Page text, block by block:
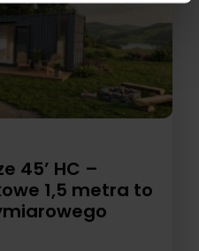
45’ HC –
1,5 metra to